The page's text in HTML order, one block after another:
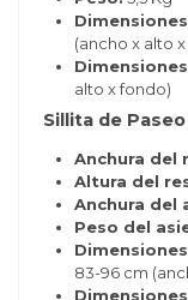
(ancho x alto
alto x fondo)
Sillita de Paseo
Anchura del
Altura del
Anchura del
Peso del
83-96 cm